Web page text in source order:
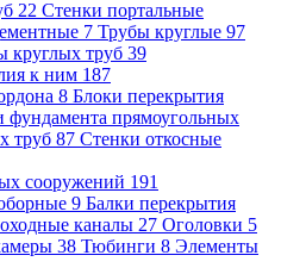
22 Стенки портальные
7 Трубы круглые 97
круглых труб 39
к ним 187
8 Блоки перекрытия
фундамента прямоугольных
труб 87 Стенки откосные
сооружений 191
9 Балки перекрытия
каналы 27 Оголовки 5
38 Тюбинги 8 Элементы